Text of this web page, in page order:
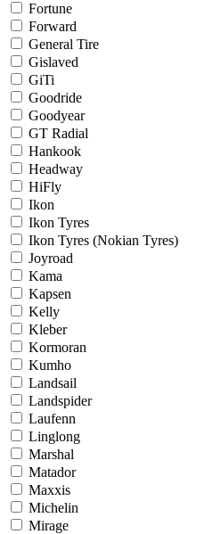
Fortune
Forward
General Tire
Gislaved
GiTi
Goodride
Goodyear
GT Radial
Hankook
Headway
HiFly
Ikon
Ikon Tyres
Ikon Tyres (Nokian Tyres)
Joyroad
Kama
Kapsen
Kelly
Kleber
Kormoran
Kumho
Landsail
Landspider
Laufenn
Linglong
Marshal
Matador
Maxxis
Michelin
Mirage